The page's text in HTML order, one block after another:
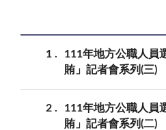
1
111年地方公職人員
賄」記者會系列(三)
2
111年地方公職人員
賄」記者會系列(二)